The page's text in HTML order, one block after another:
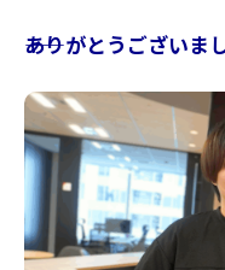
――ありがとうございま